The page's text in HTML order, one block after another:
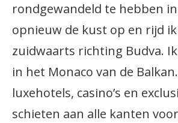
rondgewandeld te hebben
opnieuw de kust op en rijd
zuidwaarts richting Budva.
in het Monaco van de
luxehotels, casino’s en
schieten aan alle kanten